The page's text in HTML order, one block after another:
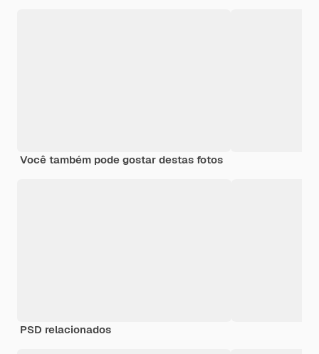
Você também pode gostar destas fotos
PSD relacionados